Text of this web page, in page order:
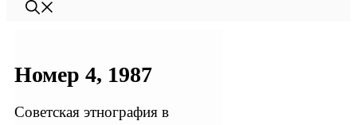
Номер 4, 1987
Советская этнография в